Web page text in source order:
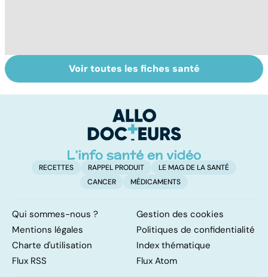
Automutilation :
des ados en
Antibiotiques :
lutter contre la
bactéries
Voir toutes les fiches santé
RECETTES RAPPEL PRODUIT
LE MAG DE LA SANTÉ
CANCER
MÉDICAMENTS
Qui sommes-nous ?
Gestion des cookies
Mentions légales
Politiques de confidentialité
Charte d'utilisation
Index thématique
Flux RSS
Flux Atom